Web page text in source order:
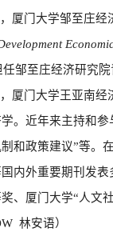
厦门大学邹至庄经
邹至庄经济研究院
，厦门大学王亚南经
。近年来主持和
和政策建议”等。
国内外重要期刊发
、厦门大学“人文
林安语）